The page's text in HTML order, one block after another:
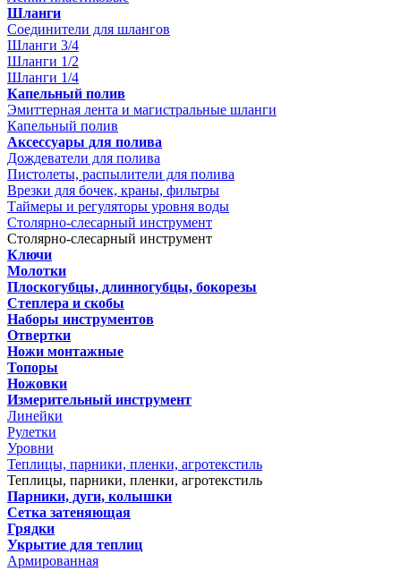
Шланги
Соединители для шлангов
Шланги 3/4
Шланги 1/2
Шланги 1/4
Капельный полив
Эмиттерная лента и магистральные шланги
Капельный полив
Аксессуары для полива
Дождеватели для полива
Пистолеты, распылители для полива
Врезки для бочек, краны, фильтры
Таймеры и регуляторы уровня воды
Столярно-слесарный инструмент
Столярно-слесарный инструмент
Ключи
Молотки
Плоскогубцы, длинногубцы, бокорезы
Степлера и скобы
Наборы инструментов
Отвертки
Ножи монтажные
Топоры
Ножовки
Измерительный инструмент
Линейки
Рулетки
Уровни
Теплицы, парники, пленки, агротекстиль
Теплицы, парники, пленки, агротекстиль
Парники, дуги, колышки
Сетка затеняющая
Грядки
Укрытие для теплиц
Армированная